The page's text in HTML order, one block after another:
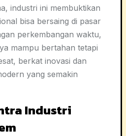
industri ini membuktikan
bisa bersaing di pasar
perkembangan waktu,
mampu bertahan tetapi
berkat inovasi dan
yang semakin
Industri